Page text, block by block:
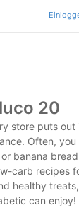
20
store puts out
Often, you
banana
carb recipes
healthy
can enjoy!